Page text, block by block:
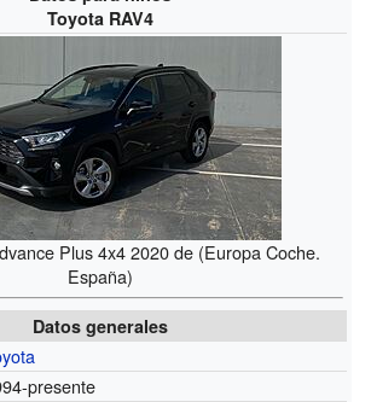
Toyota RAV4
Plus 4x4 2020 de (Europa Coche.
España)
Datos generales
presente